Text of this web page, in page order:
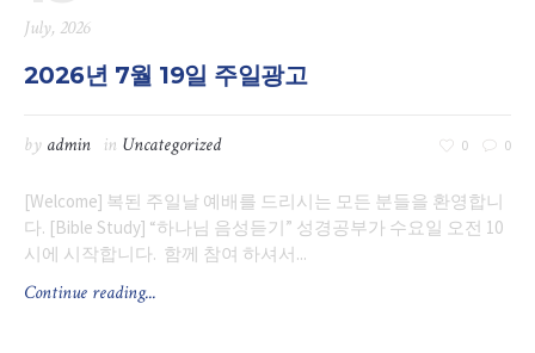
July, 2026
2026년 7월 19일 주일광고
by admin in Uncategorized 0 0
[Welcome] 복된 주일날 예배를 드리시는 모든 분들을 환영합니
다. [Bible Study] “하나님 음성듣기” 성경공부가 수요일 오전 10
시에 시작합니다. 함께 참여 하셔서...
Continue reading...